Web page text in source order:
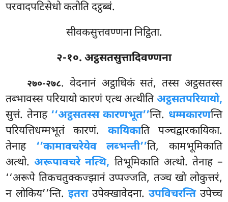
परवादपटिसेधो कतोति दट्ठब्बं.
सीवकसुत्तवण्णना निट्ठिता.
२-१०. अट्ठसतसुत्तादिवण्णना
२७०-२७८. वेदनानं अट्ठाधिकं सतं, तस्स अट्ठसतस्स
तब्भावस्स परियायो कारणं एत्थ अत्थीतिअट्ठसतपरियायो,
सुत्तं. तेनाह ‘‘अट्ठसतस्स कारणभूत’’न्ति. धम्मकारणन्ति
परियत्तिधम्मभूतं कारणं. कायिकाति पञ्चद्वारकायिका.
तेनाह ‘‘कामावचरेयेव लब्भन्ती’’ति, कामभूमिकाति
अत्थो.अरूपावचरे नत्थि, तिभूमिकाति अत्थो. तेनाह –
‘‘अरूपे तिकचतुक्कज्झानं उप्पज्जति, तञ्च खो लोकुत्तरं,
न लोकिय’’न्ति.इतराउपेक्खावेदना. उपविचरन्तिउपेच्च